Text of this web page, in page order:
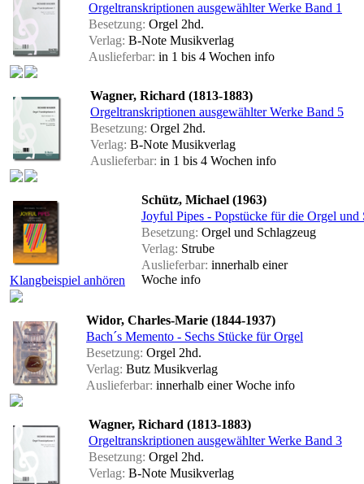
Orgeltranskriptionen ausgewählter Werke Band 1
Besetzung: Orgel 2hd.
Verlag: B-Note Musikverlag
Auslieferbar: in 1 bis 4 Wochen info
Wagner, Richard (1813-1883)
Orgeltranskriptionen ausgewählter Werke Band 5
Besetzung: Orgel 2hd.
Verlag: B-Note Musikverlag
Auslieferbar: in 1 bis 4 Wochen info
Klangbeispiel anhören
Schütz, Michael (1963)
Joyful Pipes - Popstücke für die Orgel und
Besetzung: Orgel und Schlagzeug
Verlag: Strube
Auslieferbar: innerhalb einer
Woche info
Widor, Charles-Marie (1844-1937)
Bach´s Memento - Sechs Stücke für Orgel
Besetzung: Orgel 2hd.
Verlag: Butz Musikverlag
Auslieferbar: innerhalb einer Woche info
Wagner, Richard (1813-1883)
Orgeltranskriptionen ausgewählter Werke Band 3
Besetzung: Orgel 2hd.
Verlag: B-Note Musikverlag